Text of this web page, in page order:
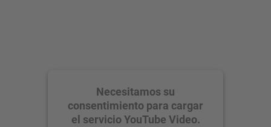
Necesitamos su
consentimiento para cargar
el servicio YouTube Video.